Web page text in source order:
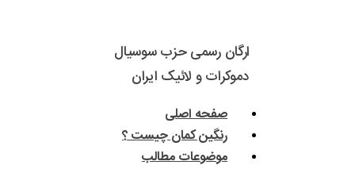
ارگان رسمی حزب سوسیال
دموکرات و لائیک ایران
صفحه اصلی
رنگین کمان چیست ؟
موضوعات مطالب